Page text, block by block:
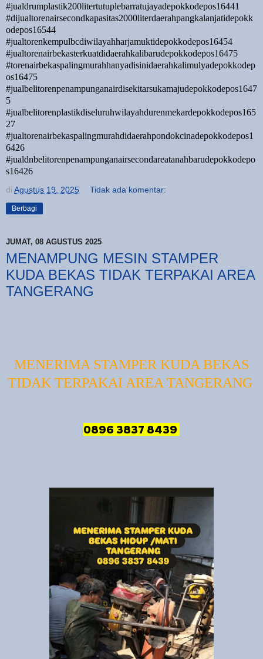
#jualdrumplastik200litertutuplebarratujayadepokkodepos16441
#dijualtorenairsecondkapasitas2000literdaerahpangkalanjatidepokk
odepos16544
#jualtorenkempulbcdiwilayahharjamuktidepokkodepos16454
#jualtorenairbekasterkuatdidaerahkalibarudepokkodepos16475
#torenairbekaspalingmurahhanyadisinidaerahkalimulyadepokkodep
os16475
#jualbelitorenpenampunganairdisekitarsukamajudepokkodepos1647
5
#jualbelitorenplastikdiseluruhwilayahdurenmekardepokkodepos165
27
#jualtorenairbekaspalingmurahdidaerahpondokcinadepokkodepos1
6426
#jualdnbelitorenpenampunganairsecondareatanahbarudepokkodepo
s16426
di Agustus 19, 2025 Tidak ada komentar:
Berbagi
JUMAT, 08 AGUSTUS 2025
MENAMPUNG MESIN STAMPER
KUDA BEKAS TIDAK TERPAKAI AREA
TANGERANG
MENERIMA STAMPER KUDA BEKAS
TIDAK TERPAKAI AREA TANGERANG
0896 3837 8439